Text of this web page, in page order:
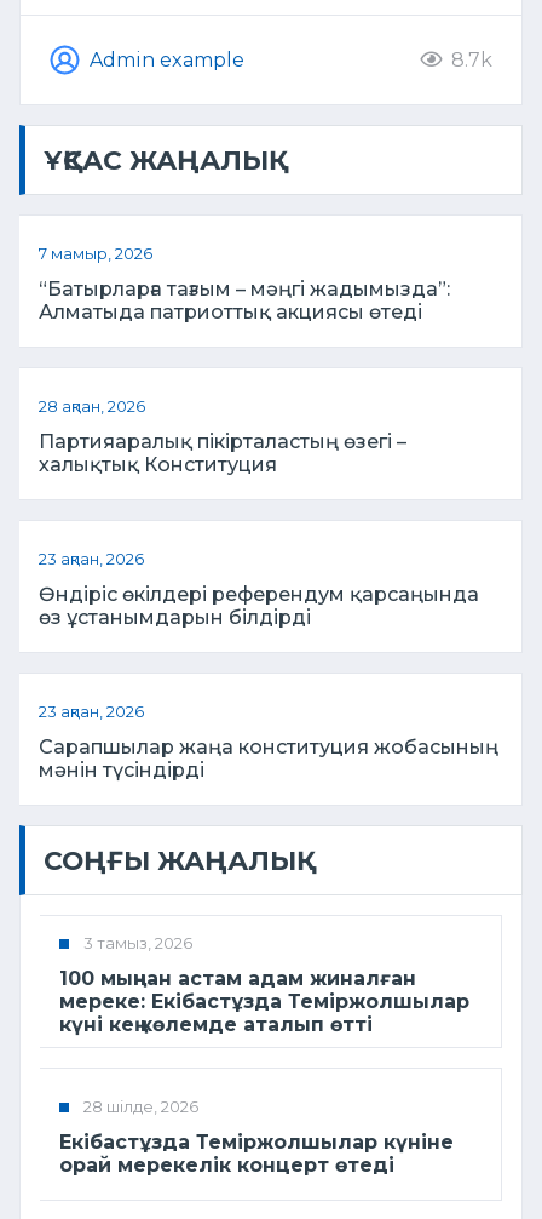
Admin example 8.7k
ҰҚСАС ЖАҢАЛЫҚ
7 мамыр, 2026
“Батырларға тағзым – мәңгі жадымызда”:
Алматыда патриоттық акциясы өтеді
28 ақпан, 2026
Партияаралық пікірталастың өзегі –
халықтық Конституция
23 ақпан, 2026
Өндіріс өкілдері референдум қарсаңында
өз ұстанымдарын білдірді
23 ақпан, 2026
Сарапшылар жаңа конституция жобасының
мәнін түсіндірді
СОҢҒЫ ЖАҢАЛЫҚ
3 тамыз, 2026
100 мыңнан астам адам жиналған
мереке: Екібастұзда Теміржолшылар
күні кең көлемде аталып өтті
28 шілде, 2026
Екібастұзда Теміржолшылар күніне
орай мерекелік концерт өтеді